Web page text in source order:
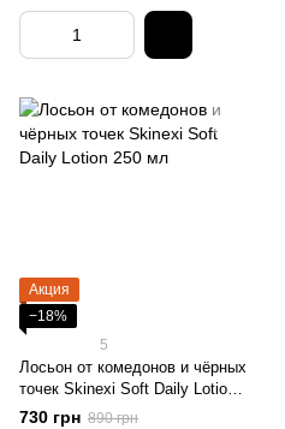
Акция
−18%
5
Лосьон от комедонов и чёрных
точек Skinexi Soft Daily Lotion
250 мл
730 грн 890 грн